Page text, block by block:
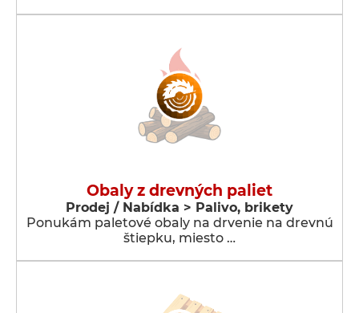
Obaly z drevných paliet
Prodej / Nabídka > Palivo, brikety
Ponukám paletové obaly na drvenie na drevnú
štiepku, miesto …